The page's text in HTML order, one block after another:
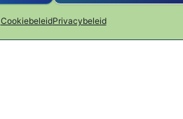
CookiebeleidPrivacybeleid